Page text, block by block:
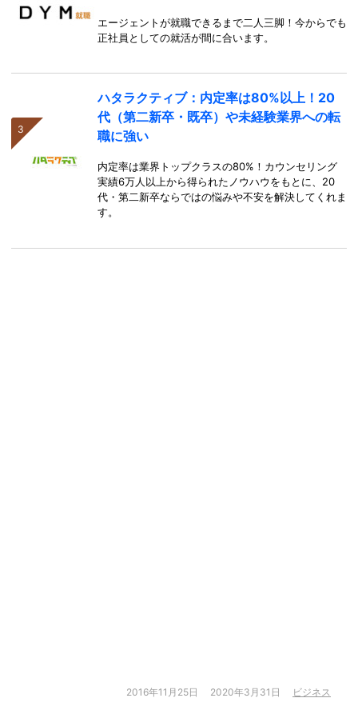
エージェントが就職できるまで二人三脚！今からでも
正社員としての就活が間に合います。
ハタラクティブ：内定率は80%以上！20
代（第二新卒・既卒）や未経験業界への転
職に強い
内定率は業界トップクラスの80%！カウンセリング
実績6万人以上から得られたノウハウをもとに、20
代・第二新卒ならではの悩みや不安を解決してくれま
す。
2016年11月25日 2020年3月31日 ビジネス